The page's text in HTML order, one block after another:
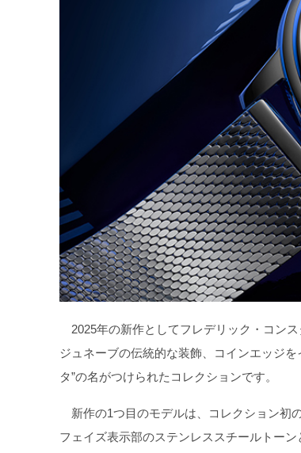
2025年の新作としてフレデリック・コンス
ジュネーブの伝統的な装飾、コインエッジ
タ”の名がつけられたコレクションです。
新作の1つ目のモデルは、コレクション初
フェイズ表示部のステンレススチールトー